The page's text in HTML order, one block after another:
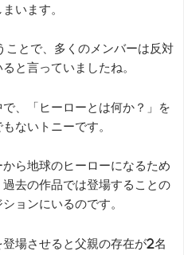
います。
とで、多くのメンバーは反対
と言っていましたね。
、「ヒーローとは何か？」を
ないトニーです。
ら地球のヒーローになるため
去の作品では登場することの
ョンにいるのです。
場させると父親の存在が2名